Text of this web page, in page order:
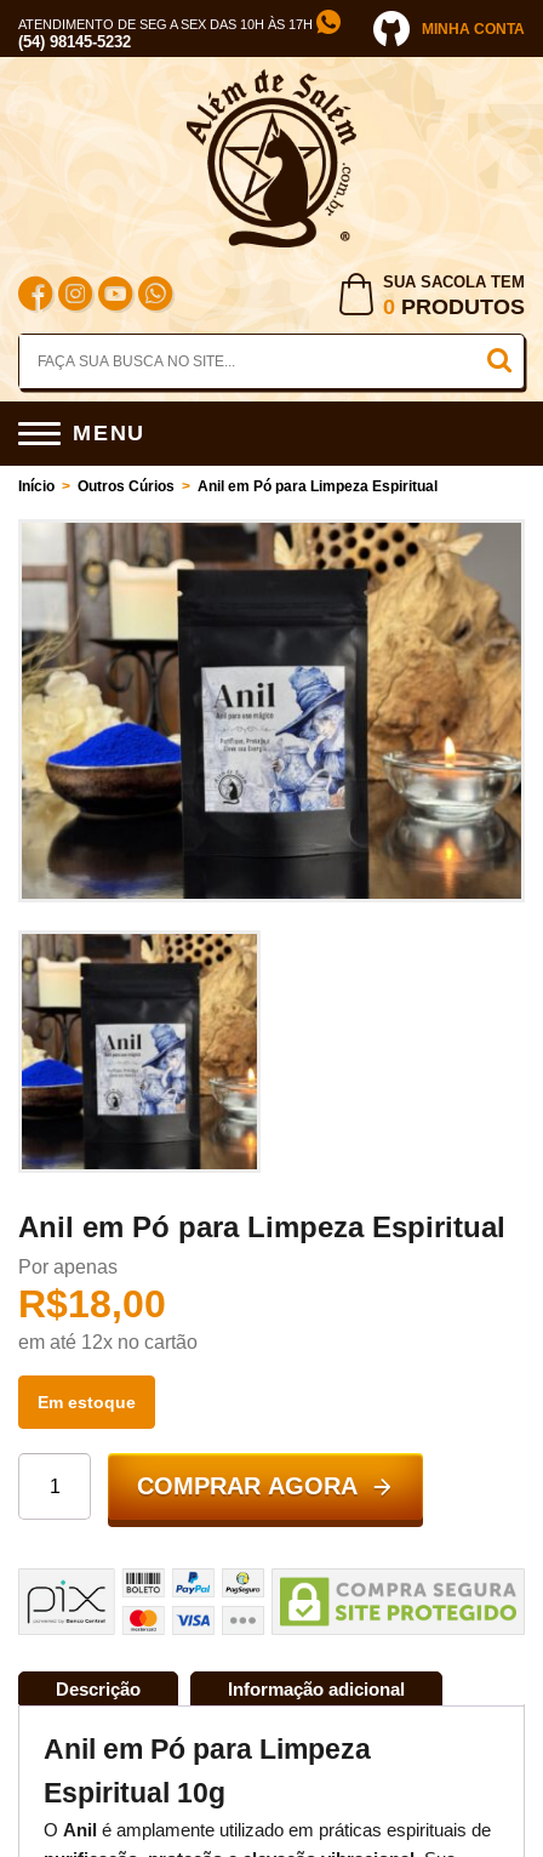
ATENDIMENTO DE SEG A SEX DAS 10H ÀS 17H
(54) 98145-5232
MINHA CONTA
SUA SACOLA TEM
0 PRODUTOS
MENU
Início > Outros Cúrios > Anil em Pó para Limpeza Espiritual
Anil em Pó para Limpeza Espiritual
Por apenas
R$18,00
em até 12x no cartão
Em estoque
COMPRAR AGORA
Descrição Informação adicional
Anil em Pó para Limpeza
Espiritual 10g
O Anil é amplamente utilizado em práticas espirituais de